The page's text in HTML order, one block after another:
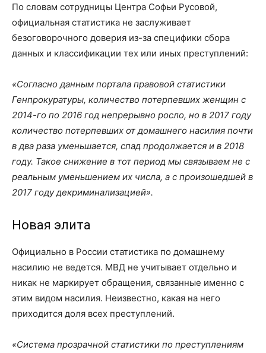
По словам сотрудницы Центра Софьи Русовой,
официальная статистика не заслуживает
безоговорочного доверия из-за специфики сбора
данных и классификации тех или иных преступлений:
«Согласно данным портала правовой статистики
Генпрокуратуры, количество потерпевших женщин с
2014-го по 2016 год непрерывно росло, но в 2017 году
количество потерпевших от домашнего насилия почти
в два раза уменьшается, спад продолжается и в 2018
году. Такое снижение в тот период мы связываем не с
реальным уменьшением их числа, а с произошедшей в
2017 году декриминализацией».
Новая элита
Официально в России статистика по домашнему
насилию не ведется. МВД не учитывает отдельно и
никак не маркирует обращения, связанные именно с
этим видом насилия. Неизвестно, какая на него
приходится доля всех преступлений.
«Система прозрачной статистики по преступлениям